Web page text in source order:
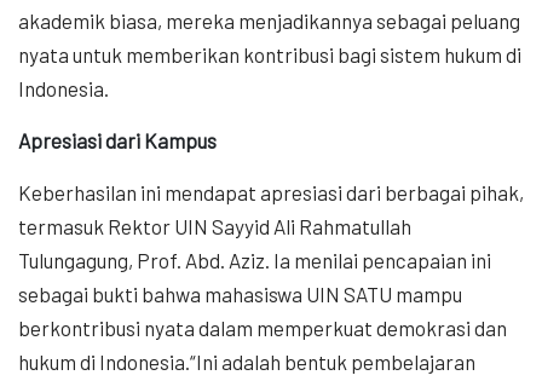
akademik biasa, mereka menjadikannya sebagai peluang
nyata untuk memberikan kontribusi bagi sistem hukum di
Indonesia.
Apresiasi dari Kampus
Keberhasilan ini mendapat apresiasi dari berbagai pihak,
termasuk Rektor UIN Sayyid Ali Rahmatullah
Tulungagung, Prof. Abd. Aziz. Ia menilai pencapaian ini
sebagai bukti bahwa mahasiswa UIN SATU mampu
berkontribusi nyata dalam memperkuat demokrasi dan
hukum di Indonesia.“Ini adalah bentuk pembelajaran